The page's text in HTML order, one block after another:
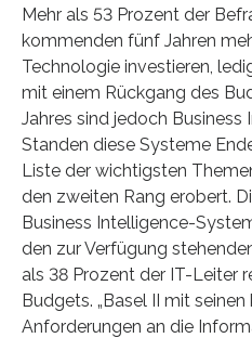
Mehr als 53 Prozent der
kommenden fünf Jahren
Technologie investieren,
mit einem Rückgang des
Jahres sind jedoch
Standen diese Systeme
Liste der wichtigsten
den zweiten Rang erobert.
Business Intelligence-
den zur Verfügung
als 38 Prozent der IT-Leiter
Budgets. „Basel II mit
Anforderungen an die